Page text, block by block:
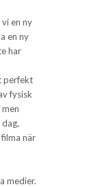
vi en ny
en ny
har
perfekt
fysisk
när
medier.